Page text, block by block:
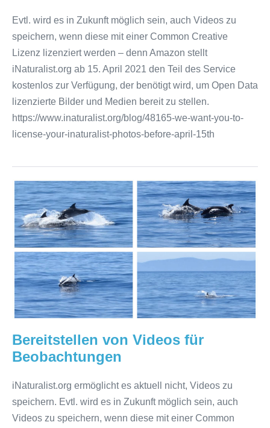
Evtl. wird es in Zukunft möglich sein, auch Videos zu
speichern, wenn diese mit einer Common Creative
Lizenz lizenziert werden – denn Amazon stellt
iNaturalist.org ab 15. April 2021 den Teil des Service
kostenlos zur Verfügung, der benötigt wird, um Open Data
lizenzierte Bilder und Medien bereit zu stellen.
https://www.inaturalist.org/blog/48165-we-want-you-to-
license-your-inaturalist-photos-before-april-15th
Bereitstellen
von
Videos
für
Beobachtungen
Bereitstellen von Videos für
Beobachtungen
iNaturalist.org ermöglicht es aktuell nicht, Videos zu
speichern. Evtl. wird es in Zukunft möglich sein, auch
Videos zu speichern, wenn diese mit einer Common